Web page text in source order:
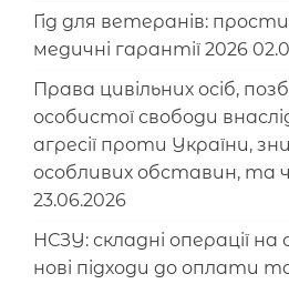
Гід для ветеранів:
медичні гарантії 2026
Права цивільних осіб,
особистої свободи
агресії проти України,
особливих обставин, та
23.06.2026
НСЗУ: складні операції на
нові підходи до оплати